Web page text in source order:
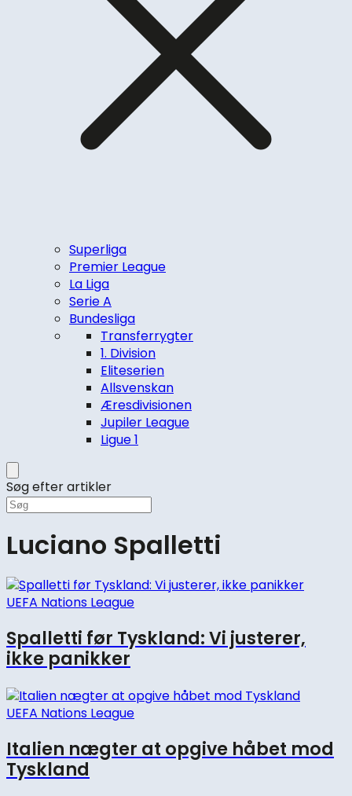
Superliga
Premier League
La Liga
Serie A
Bundesliga
Transferrygter
1. Division
Eliteserien
Allsvenskan
Æresdivisionen
Jupiler League
Ligue 1
Søg efter artikler
Luciano Spalletti
UEFA Nations League
Spalletti før Tyskland: Vi justerer,
ikke panikker
UEFA Nations League
Italien nægter at opgive håbet mod
Tyskland